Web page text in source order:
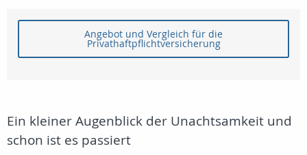
Angebot und Vergleich für die
Privathaftpflichtversicherung
Ein kleiner Augenblick der Unachtsamkeit und
schon ist es passiert